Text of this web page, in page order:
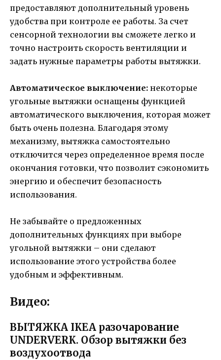
предоставляют дополнительный уровень
удобства при контроле ее работы. За счет
сенсорной технологии вы сможете легко и
точно настроить скорость вентиляции и
задать нужные параметры работы вытяжки.
Автоматическое выключение: некоторые
угольные вытяжки оснащены функцией
автоматического выключения, которая может
быть очень полезна. Благодаря этому
механизму, вытяжка самостоятельно
отключится через определенное время после
окончания готовки, что позволит сэкономить
энергию и обеспечит безопасность
использования.
Не забывайте о предложенных
дополнительных функциях при выборе
угольной вытяжки – они сделают
использование этого устройства более
удобным и эффективным.
Видео:
ВЫТЯЖКА IKEA разочарование
UNDERVERK. Обзор вытяжки без
воздухоотвода